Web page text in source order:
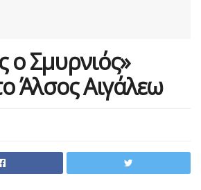
Σμυρνιός»
Άλσος Αιγάλεω